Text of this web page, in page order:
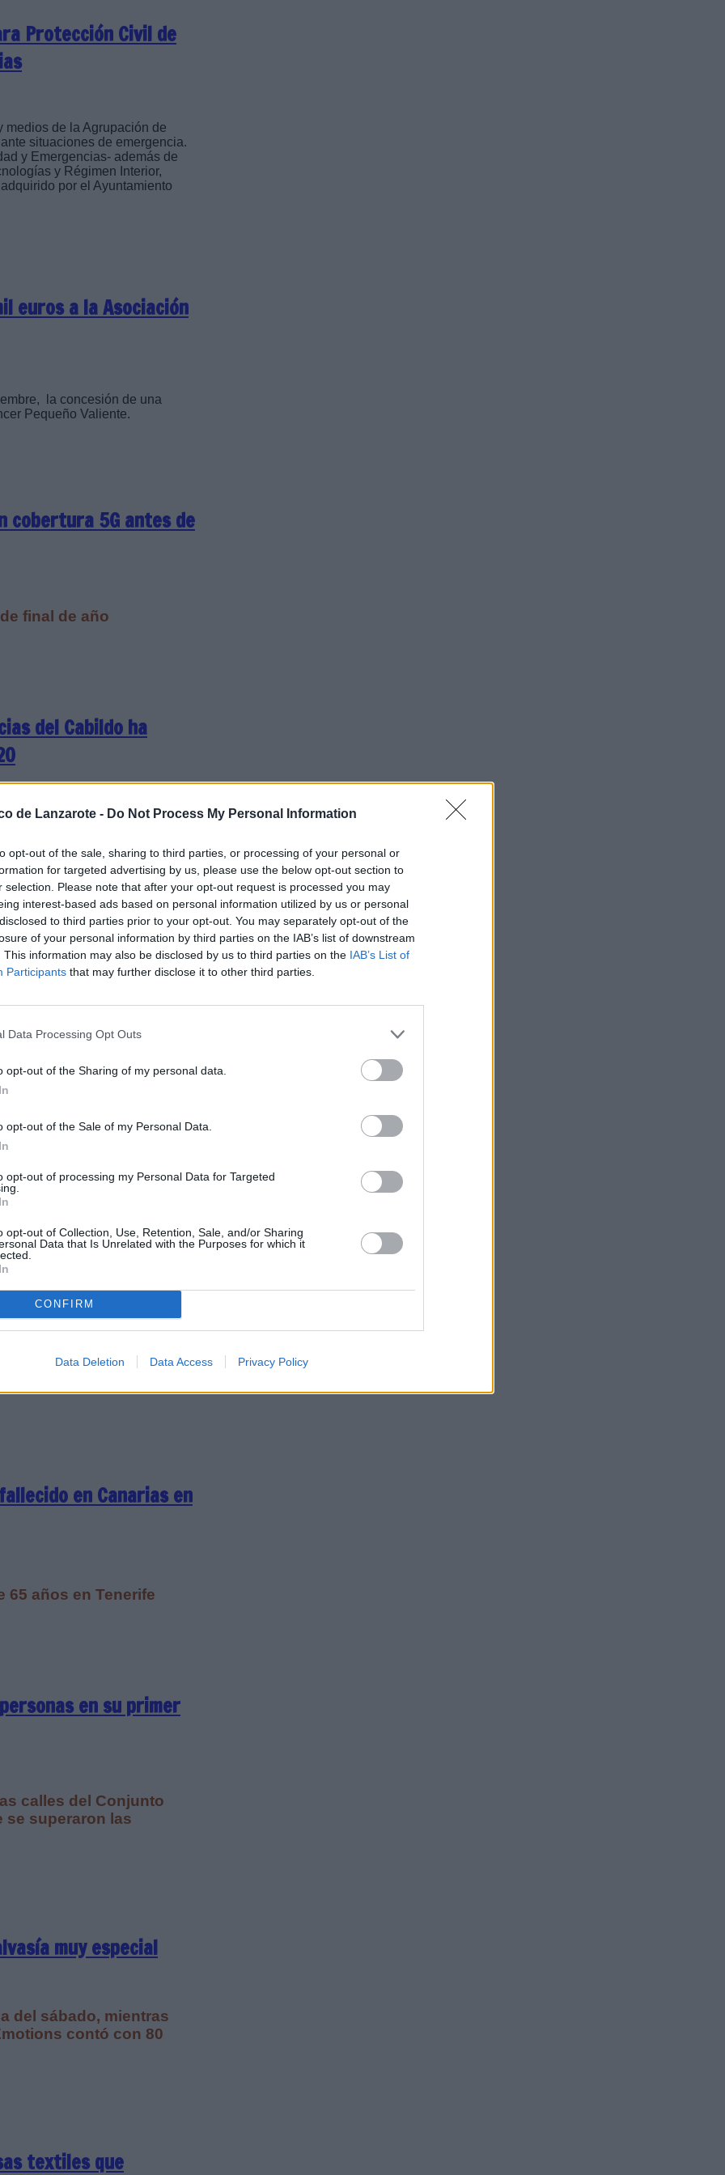
de Lanzarote - Do Not Process My Personal Information
opt-out of the sale, sharing to third parties, or processing of your personal or
for targeted advertising by us, please use the below opt-out section to
selection. Please note that after your opt-out request is processed you may
interest-based ads based on personal information utilized by us or personal
to third parties prior to your opt-out. You may separately opt-out of the
of your personal information by third parties on the IAB’s list of downstream
This information may also be disclosed by us to third parties on the IAB’s List of
Participants that may further disclose it to other third parties.
Data Processing Opt Outs
opt-out of the Sharing of my personal data.
opt-out of the Sale of my Personal Data.
opt-out of processing my Personal Data for Targeted
opt-out of Collection, Use, Retention, Sale, and/or Sharing
Data that Is Unrelated with the Purposes for which it
CONFIRM
Data Deletion Data Access Privacy Policy
Protección Civil de
medios de la Agrupación de
situaciones de emergencia.
y Emergencias- además de
y Régimen Interior,
por el Ayuntamiento
euros a la Asociación
la concesión de una
Pequeño Valiente.
cobertura 5G antes de
final de año
del Cabildo ha
de nuestros
impacto emocional que
la distancia social y la
mascarillas de
Rodríguez, aprobará
al 0%, hasta ahora del
de inscripción para
necesarios en
en Canarias en
65 años en Tenerife
en su primer
calles del Conjunto
se superaron las
muy especial
del sábado, mientras
contó con 80
textiles que